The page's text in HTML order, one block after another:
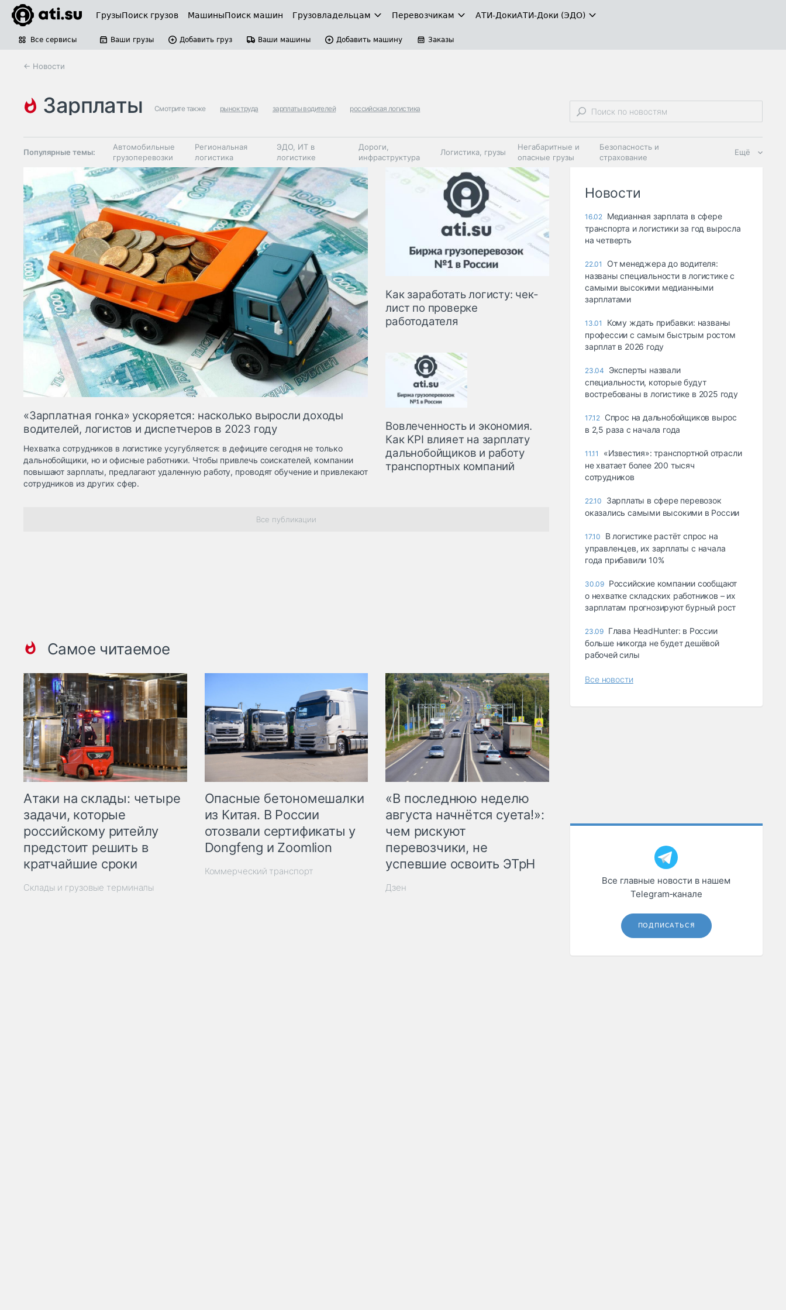
ГрузыПоиск грузов МашиныПоиск машин Грузовладельцам Перевозчикам АТИ-ДокиАТИ-Доки (ЭДО)
Все сервисы Ваши грузы Добавить груз Ваши машины Добавить машину Заказы
← Новости
зарплаты Смотрите также рынок труда зарплаты водителей российская логистика
Популярные темы:
Автомобильные
грузоперевозки
Региональная
логистика
ЭДО, ИТ в
логистике
Дороги,
инфраструктура
Логистика, грузы
Негабаритные и
опасные грузы
Безопасность и
страхование
Таможня и ВЭД
Склады и
грузовые
терминалы
Коммерческий
транспорт
Спецтехника
Автосервис,
запчасти, шины
Топливо, масла и
автохимия
Ещё
«Зарплатная гонка» ускоряется: насколько выросли доходы
водителей, логистов и диспетчеров в 2023 году
Нехватка сотрудников в логистике усугубляется: в дефиците сегодня не только
дальнобойщики, но и офисные работники. Чтобы привлечь соискателей, компании
повышают зарплаты, предлагают удаленную работу, проводят обучение и привлекают
сотрудников из других сфер.
Как заработать логисту: чек-
лист по проверке
работодателя
Вовлеченность и экономия.
Как KPI влияет на зарплату
дальнобойщиков и работу
транспортных компаний
Все публикации
Самое читаемое
Атаки на склады: четыре
задачи, которые
российскому ритейлу
предстоит решить в
кратчайшие сроки
Склады и грузовые терминалы
Опасные бетономешалки
из Китая. В России
отозвали сертификаты у
Dongfeng и Zoomlion
Коммерческий транспорт
«В последнюю неделю
августа начнётся суета!»:
чем рискуют
перевозчики, не
успевшие освоить ЭТрН
Дзен
Новости
16.02 Медианная зарплата в сфере
транспорта и логистики за год выросла
на четверть
22.01
От менеджера до водителя:
названы специальности в логистике с
самыми высокими медианными
зарплатами
13.01
Кому ждать прибавки: названы
профессии с самым быстрым ростом
зарплат в 2026 году
23.04
Эксперты назвали
специальности, которые будут
востребованы в логистике в 2025 году
17.12 Спрос на дальнобойщиков вырос
в 2,5 раза с начала года
11.11
«Известия»: транспортной отрасли
не хватает более 200 тысяч
сотрудников
22.10
Зарплаты в сфере перевозок
оказались самыми высокими в России
17.10
В логистике растёт спрос на
управленцев, их зарплаты с начала
года прибавили 10%
30.09 Российские компании сообщают
о нехватке складских работников – их
зарплатам прогнозируют бурный рост
23.09 Глава HeadHunter: в России
больше никогда не будет дешёвой
рабочей силы
Все новости
Все главные новости в нашем
Telegram‑канале
ПОДПИСАТЬСЯ